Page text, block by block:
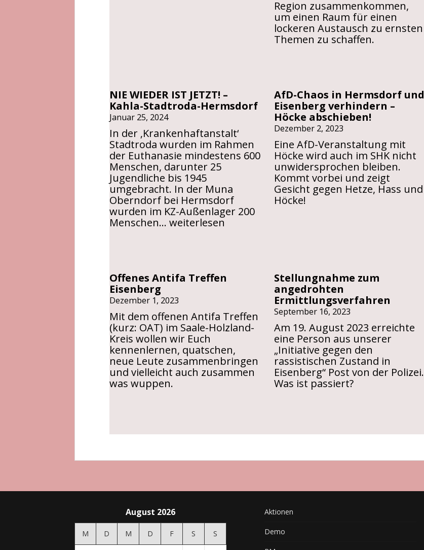
Rechts
Kundgebung
Region zusammenkommen,
um einen Raum für einen
lockeren Austausch zu ernsten
Themen zu schaffen.
NIE WIEDER IST JETZT! –
Kahla-Stadtroda-Hermsdorf
Januar 25, 2024
In der ‚Krankenhaftanstalt‘
Stadtroda wurden im Rahmen
der Euthanasie mindestens 600
Menschen, darunter 25
Jugendliche bis 1945
umgebracht. In der Muna
Oberndorf bei Hermsdorf
wurden im KZ-Außenlager 200
Menschen… <strong>NIE
Kahla-
Hermsdorf</strong>
weiterlesen
AfD-Chaos in Hermsdorf und
Eisenberg verhindern –
Höcke abschieben!
Dezember 2, 2023
Eine AfD-Veranstaltung mit
Höcke wird auch im SHK nicht
unwidersprochen bleiben.
Kommt vorbei und zeigt
Gesicht gegen Hetze, Hass und
Höcke!
Offenes Antifa Treffen
Eisenberg
Dezember 1, 2023
Mit dem offenen Antifa Treffen
(kurz: OAT) im Saale-Holzland-
Kreis wollen wir Euch
kennenlernen, quatschen,
neue Leute zusammenbringen
und vielleicht auch zusammen
was wuppen.
Stellungnahme zum
angedrohten
Ermittlungsverfahren
September 16, 2023
Am 19. August 2023 erreichte
eine Person aus unserer
„Initiative gegen den
rassistischen Zustand in
Eisenberg“ Post von der Polizei.
Was ist passiert?
August 2026
M D M D F S S
Aktionen
Demo